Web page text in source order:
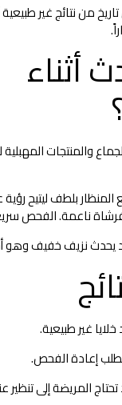
بلطف ليتيح رؤية عنق
ناعمة. الفحص سريع
نزيف خفيف وهو أمر
غير طبيعية.
الفحص.
إلى تنظير عنق